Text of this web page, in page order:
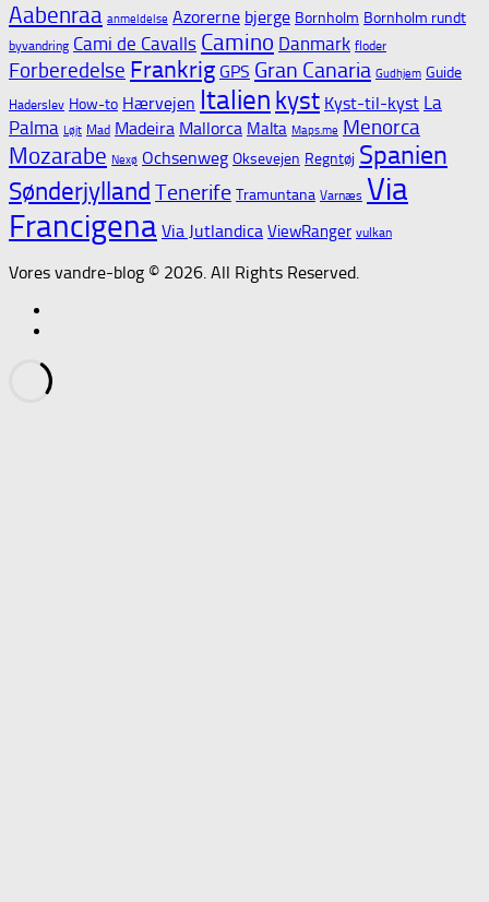
Aabenraa anmeldelse Azorerne bjerge Bornholm Bornholm rundt
byvandring Cami de Cavalls Camino Danmark floder
Forberedelse Frankrig GPS Gran Canaria Gudhjem Guide
Haderslev How-to Hærvejen Italien kyst Kyst-til-kyst La
Palma Løjt Mad Madeira Mallorca Malta Maps.me Menorca
Mozarabe Nexø Ochsenweg Oksevejen Regntøj Spanien
Sønderjylland Tenerife Tramuntana Varnæs Via
Francigena Via Jutlandica ViewRanger vulkan
Vores vandre-blog © 2026. All Rights Reserved.